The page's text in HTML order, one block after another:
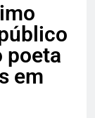
poeta
em